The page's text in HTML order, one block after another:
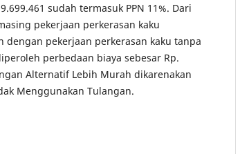
sudah termasuk PPN 11%. Dari
pekerjaan perkerasan kaku
dengan pekerjaan perkerasan kaku tanpa
perbedaan biaya sebesar Rp.
Alternatif Lebih Murah dikarenakan
Menggunakan Tulangan.